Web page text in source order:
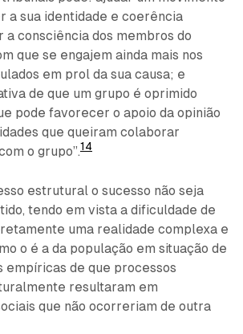
a sua identidade e coerência
a consciência dos membros do
que se engajem ainda mais nos
em prol da sua causa; e
de que um grupo é oprimido
pode favorecer o apoio da opinião
que queiram colaborar
o grupo”.14
estrutural o sucesso não seja
tendo em vista a dificuldade de
uma realidade complexa e
o é a da população em situação de
empíricas de que processos
resultaram em
que não ocorreriam de outra